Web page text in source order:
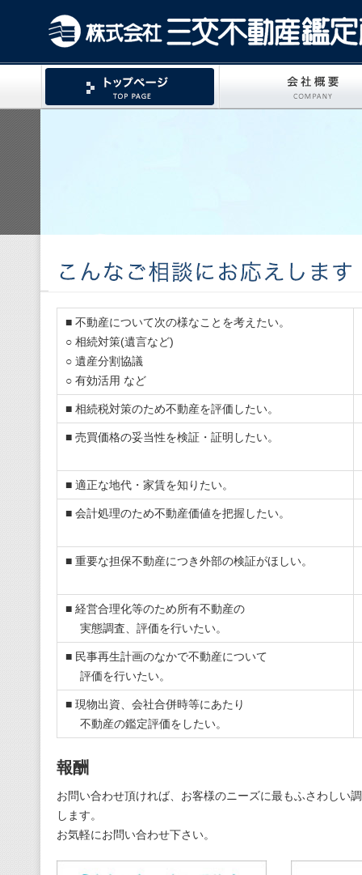
■ 不動産について次の様なことを考えたい。
○ 相続対策(遺言など)
○ 遺産分割協議
○ 有効活用 など
■ 相続税対策のため不動産を評価したい。
■ 売買価格の妥当性を検証・証明したい。
■ 適正な地代・家賃を知りたい。
■ 会計処理のため不動産価値を把握したい。
■ 重要な担保不動産につき外部の検証がほしい。
■ 経営合理化等のため所有不動産の
実態調査、評価を行いたい。
■ 民事再生計画のなかで不動産について
評価を行いたい。
■ 現物出資、会社合併時等にあたり
不動産の鑑定評価をしたい。
報酬
お問い合わせ頂ければ、お客様のニーズに最もふさわしい
します。
お気軽にお問い合わせ下さい。